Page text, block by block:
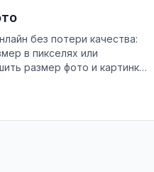
без потери качества:
в пикселях или
размер фото и картинки